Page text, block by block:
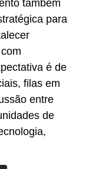
também
para
é de
filas em
entre
de